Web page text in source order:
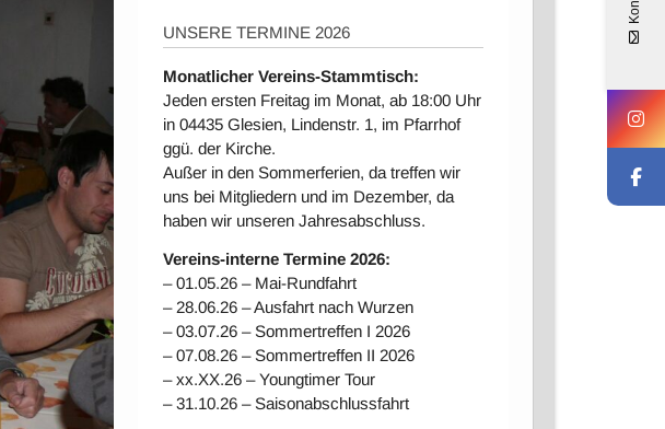
UNSERE TERMINE 2026
Monatlicher Vereins-Stammtisch:
Jeden ersten Freitag im Monat, ab 18:00 Uhr
in 04435 Glesien, Lindenstr. 1, im Pfarrhof
ggü. der Kirche.
Außer in den Sommerferien, da treffen wir
uns bei Mitgliedern und im Dezember, da
haben wir unseren Jahresabschluss.
Vereins-interne Termine 2026:
– 01.05.26 – Mai-Rundfahrt
– 28.06.26 – Ausfahrt nach Wurzen
– 03.07.26 – Sommertreffen I 2026
– 07.08.26 – Sommertreffen II 2026
– xx.XX.26 – Youngtimer Tour
– 31.10.26 – Saisonabschlussfahrt